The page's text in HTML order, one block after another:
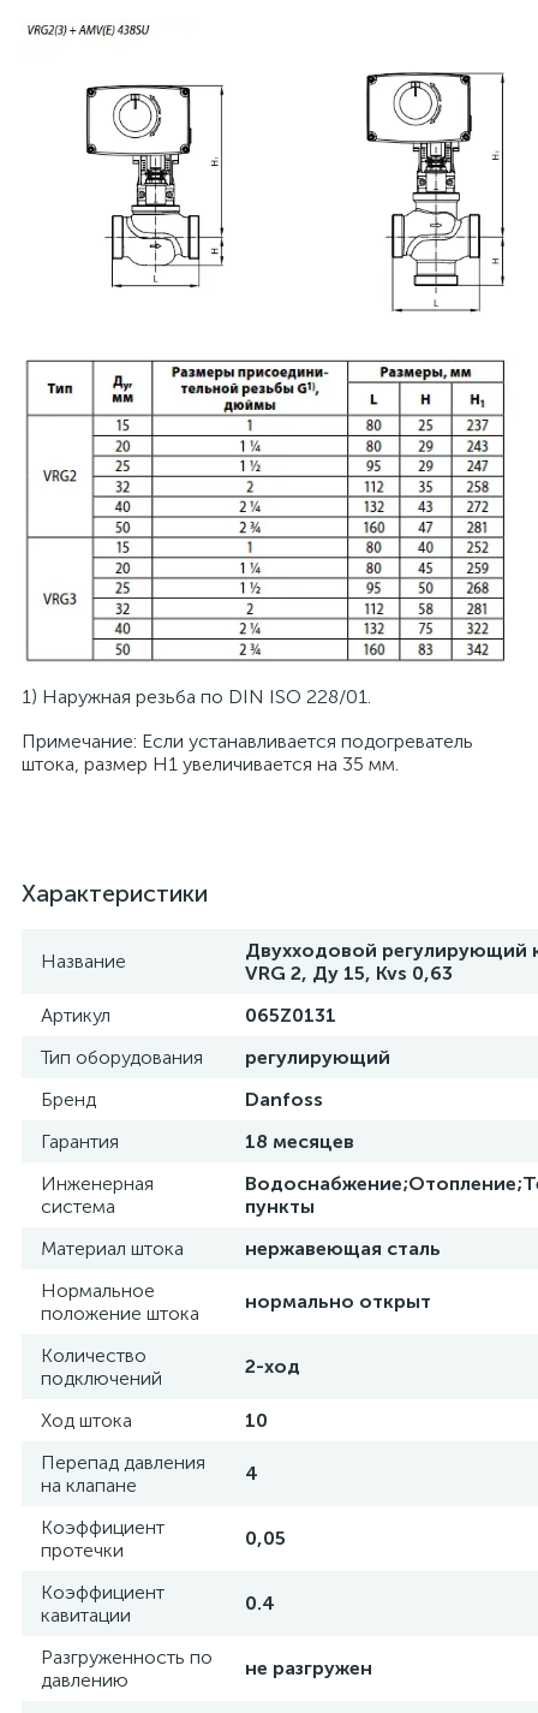
1) Наружная резьба по DIN ISO 228/01.
Примечание: Если устанавливается подогреватель
штока, размер Н1 увеличивается на 35 мм.
Характеристики
Название
Двухходовой регулирующий
VRG 2, Ду 15, Kvs 0,63
Артикул
065Z0131
Тип оборудования
регулирующий
Бренд
Danfoss
Гарантия
18 месяцев
Инженерная
система
пункты
Материал штока
нержавеющая сталь
Нормальное
положение штока
нормально открыт
Количество
подключений
2-ход
Ход штока
10
Перепад давления
на клапане
4
Коэффициент
протечки
0,05
Коэффициент
кавитации
0.4
Разгруженность по
давлению
не разгружен